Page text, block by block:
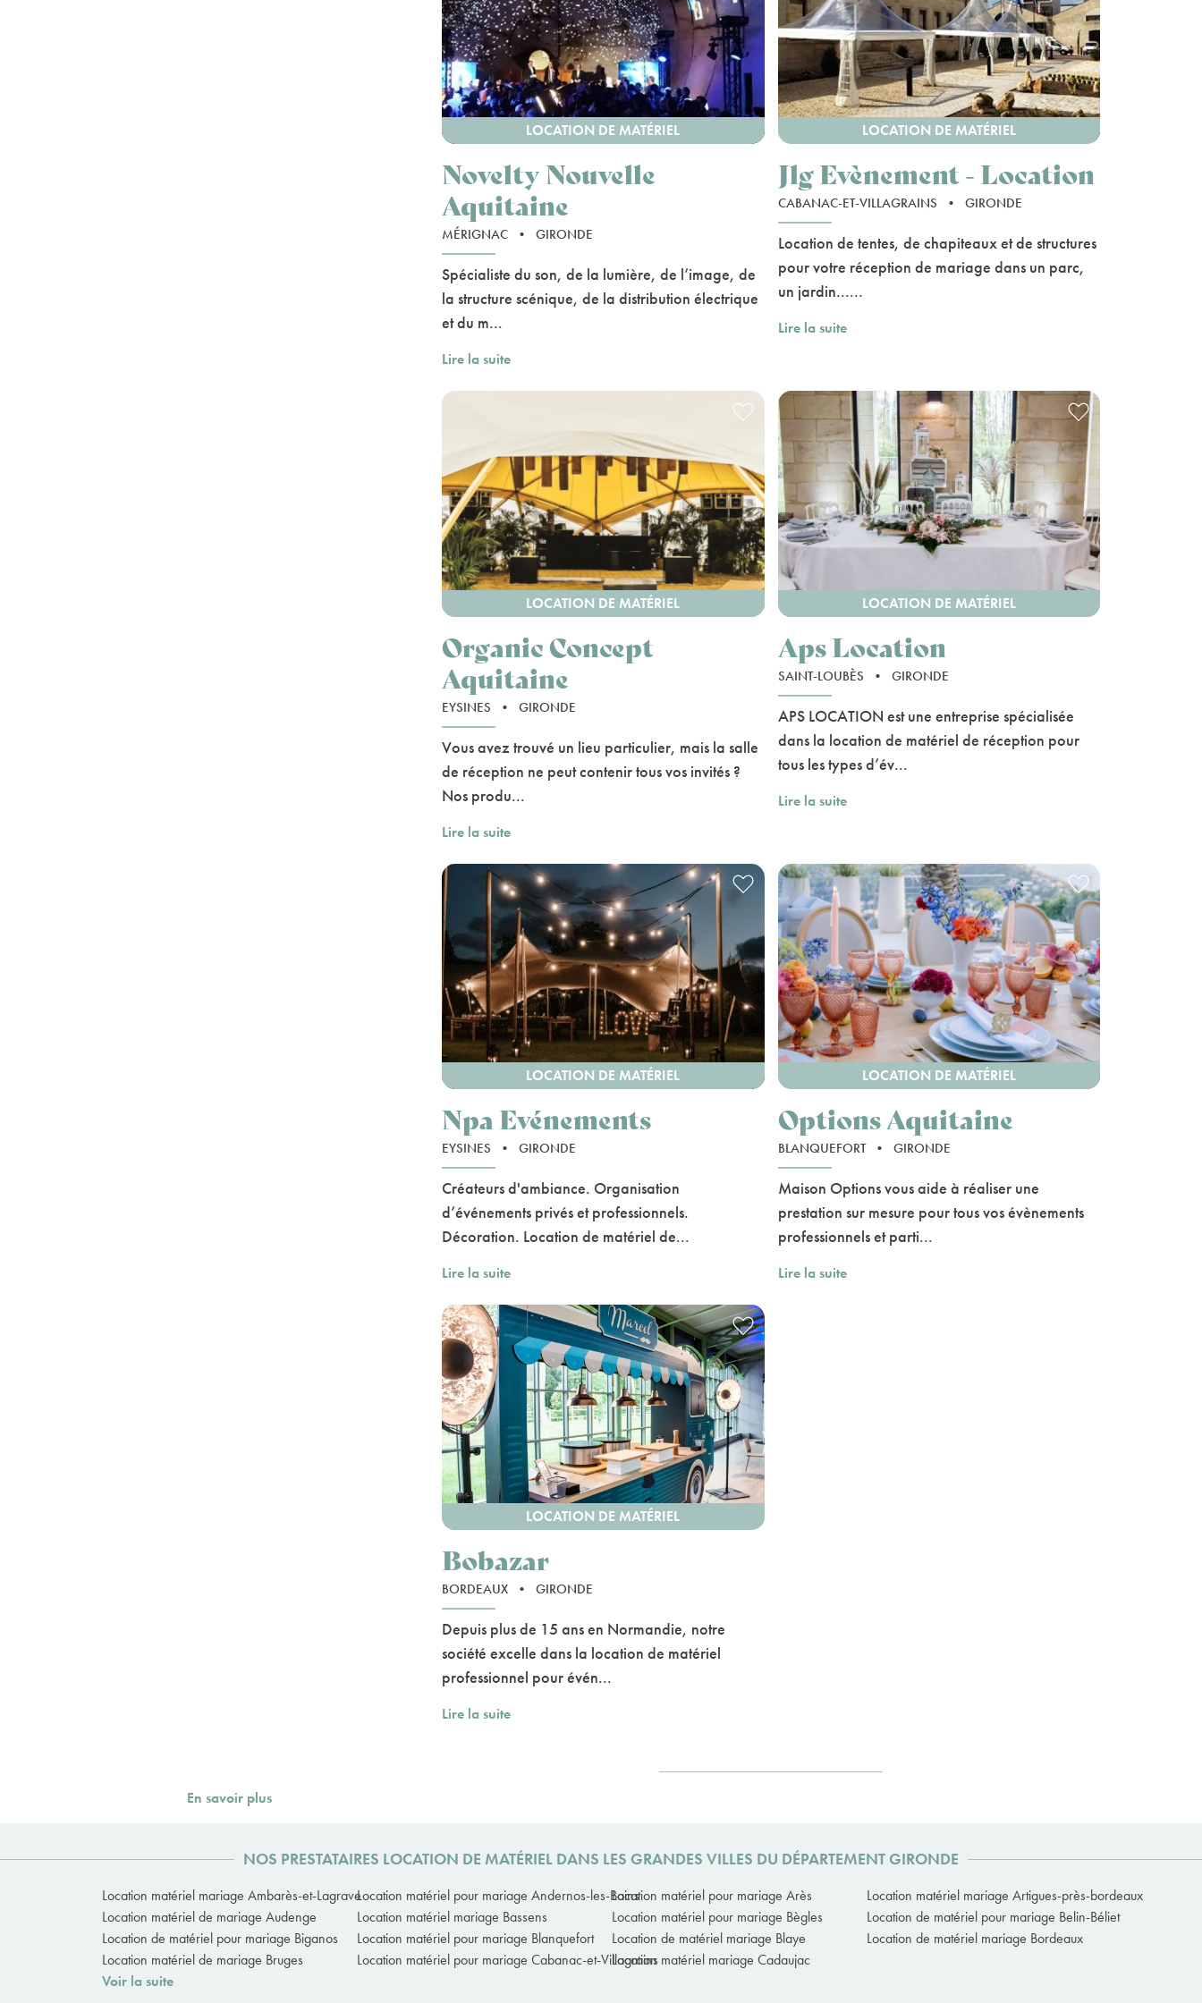
LOCATION DE MATÉRIEL
Novelty Nouvelle
Aquitaine
MÉRIGNAC • GIRONDE
Spécialiste du son, de la lumière, de l’image, de
la structure scénique, de la distribution électrique
et du m...
Lire la suite
LOCATION DE MATÉRIEL
Jlg Evènement - Location
CABANAC-ET-VILLAGRAINS • GIRONDE
Location de tentes, de chapiteaux et de structures
pour votre réception de mariage dans un parc,
un jardin......
Lire la suite
LOCATION DE MATÉRIEL
Organic Concept
Aquitaine
EYSINES • GIRONDE
Vous avez trouvé un lieu particulier, mais la salle
de réception ne peut contenir tous vos invités ?
Nos produ...
Lire la suite
LOCATION DE MATÉRIEL
Aps Location
SAINT-LOUBÈS • GIRONDE
APS LOCATION est une entreprise spécialisée
dans la location de matériel de réception pour
tous les types d’év...
Lire la suite
LOCATION DE MATÉRIEL
Npa Evénements
EYSINES • GIRONDE
Créateurs d'ambiance. Organisation
d’événements privés et professionnels.
Décoration. Location de matériel de...
Lire la suite
LOCATION DE MATÉRIEL
Options Aquitaine
BLANQUEFORT • GIRONDE
Maison Options vous aide à réaliser une
prestation sur mesure pour tous vos évènements
professionnels et parti...
Lire la suite
LOCATION DE MATÉRIEL
Bobazar
BORDEAUX • GIRONDE
Depuis plus de 15 ans en Normandie, notre
société excelle dans la location de matériel
professionnel pour évén...
Lire la suite
En savoir plus
NOS PRESTATAIRES LOCATION DE MATÉRIEL DANS LES GRANDES VILLES DU DÉPARTEMENT GIRONDE
Location matériel mariage Ambarès-et-LagraveLocation matériel pour mariage Andernos-les-BainsLocation matériel pour mariage Arès
Location matériel mariage Artigues-près-bordeaux
Location matériel de mariage Audenge
Location matériel mariage Bassens Location matériel pour mariage Bègles
Location de matériel pour mariage Belin-Béliet
Location de matériel pour mariage Biganos
Location matériel pour mariage Blanquefort Location de matériel mariage Blaye
Location de matériel mariage Bordeaux
Location matériel de mariage Bruges
Location matériel pour mariage Cabanac-et-VillagrainsLocation matériel mariage Cadaujac
Voir la suite